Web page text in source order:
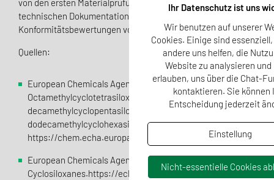
von den ersten Materialprüfungen bis zur vollständigen
technischen Dokumentation und bereiten Sie gründlich auf
Konformitätsbewertungen vor.
Quellen:
European Chemicals Agency (ECHA).
Octamethylcyclotetrasiloxane (D4);
decamethylcyclopentasiloxane (D5);
dodecamethylcyclohexasiloxane (D6): Restriction.
https://chem.echa.europa.eu/100.256.323/activities/
European Chemicals Agency (ECHA).
Cyclosiloxanes.https://echa.europa.eu/fr/hot-
Ihr Datenschutz ist uns
Wir benutzen auf unserer
Cookies. Einige sind
andere uns helfen, die
Website zu analysieren und
erlauben, uns über die Chat-
kontaktieren. Sie können
Entscheidung jederzeit
Einstellung
Nicht-essentielle Cookies